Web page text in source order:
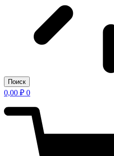
Поиск
0,00 ₽ 0